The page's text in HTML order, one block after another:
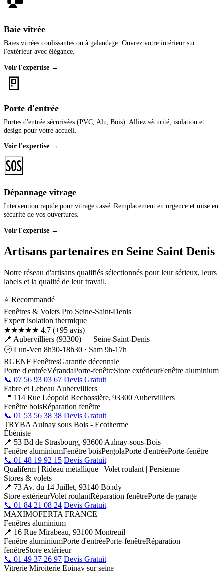
Baie vitrée
Baies vitrées coulissantes ou à galandage. Ouvrez votre intérieur sur
l'extérieur avec élégance.
Voir l'expertise →
🚪
Porte d'entrée
Portes d'entrée sécurisées (PVC, Alu, Bois). Alliez sécurité, isolation et
design pour votre accueil.
Voir l'expertise →
🆘
Dépannage vitrage
Intervention rapide pour vitrage cassé. Remplacement en urgence et mise en
sécurité de vos ouvertures.
Voir l'expertise →
Artisans partenaires en Seine Saint Denis
Notre réseau d'artisans qualifiés sélectionnés pour leur sérieux, leurs
labels et la qualité de leur travail.
⭐ Recommandé
Fenêtres & Volets Pro Seine-Saint-Denis
Expert isolation thermique
★★★★★ 4.7 (+95 avis)
📍 Aubervilliers (93300) — Seine-Saint-Denis
🕑 Lun-Ven 8h30-18h30 · Sam 9h-17h
RGENF FenêtresGarantie décennale
Porte d'entréeVérandaPorte-fenêtreStore extérieurFenêtre aluminium
📞 07 56 93 03 67 Devis Gratuit
Fabre et Lebeau Aubervilliers
📍 114 Rue Léopold Rechossière, 93300 Aubervilliers
Fenêtre boisRéparation fenêtre
📞 01 53 56 38 38 Devis Gratuit
TRYBA Aulnay sous Bois - Ecotherme
Ébéniste
📍 53 Bd de Strasbourg, 93600 Aulnay-sous-Bois
Fenêtre aluminiumFenêtre boisPergolaPorte d'entréePorte-fenêtre
📞 01 48 19 92 15 Devis Gratuit
Qualiferm | Rideau métallique | Volet roulant | Persienne
Stores & volets
📍 73 Av. du 14 Juillet, 93140 Bondy
Store extérieurVolet roulantRéparation fenêtrePorte de garage
📞 01 84 21 08 24 Devis Gratuit
MAXIMOFERTA FRANCE
Fenêtres aluminium
📍 16 Rue Mirabeau, 93100 Montreuil
Fenêtre aluminiumPorte d'entréePorte-fenêtreRéparation
fenêtreStore extérieur
📞 01 49 37 26 97 Devis Gratuit
Vitrerie Miroiterie Epinay sur seine